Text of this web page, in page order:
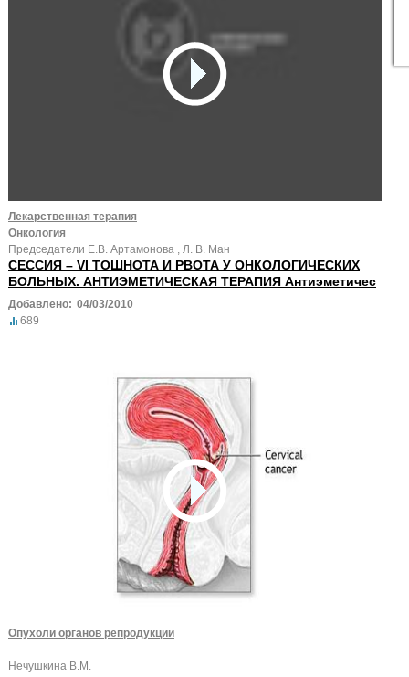
Лекарственная терапия
Онкология
Председатели Е.В. Артамонова , Л. В. Ман
СЕССИЯ – VI ТОШНОТА И РВОТА У ОНКОЛОГИЧЕСКИХ
БОЛЬНЫХ. АНТИЭМЕТИЧЕСКАЯ ТЕРАПИЯ Антиэметичес
Добавлено: 04/03/2010
689
Опухоли органов репродукции
Нечушкина В.М.